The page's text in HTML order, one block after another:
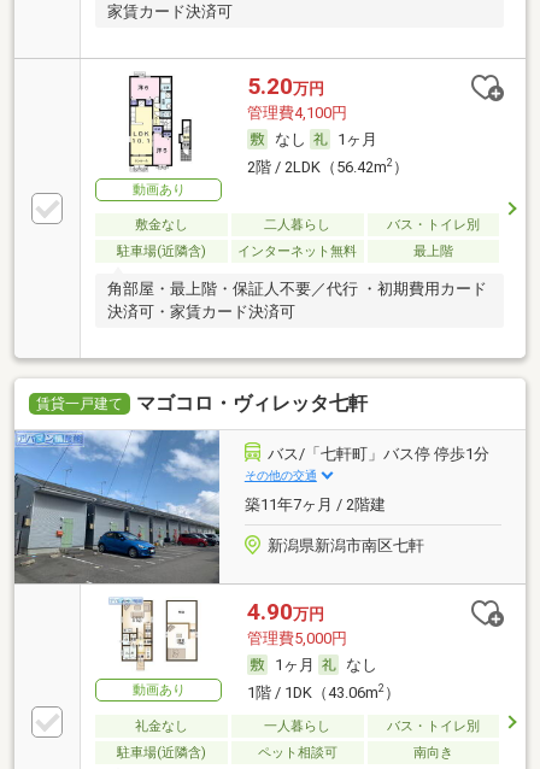
家賃カード決済可
動画あり
5.20万円
管理費4,100円
なし
1ヶ月
2階 / 2LDK（56.42m2）
敷金なし 二人暮らし
バス・トイレ別
駐車場(近隣含)
インターネット無料 最上階
角部屋・最上階・保証人不要／代行 ・初期費用カード
決済可・家賃カード決済可
賃貸一戸建て マゴコロ・ヴィレッタ七軒
バス/「七軒町」バス停 停歩1分
その他の交通
築11年7ヶ月 / 2階建
新潟県新潟市南区七軒
動画あり
4.90万円
管理費5,000円
1ヶ月
なし
1階 / 1DK（43.06m2）
礼金なし 一人暮らし
バス・トイレ別
駐車場(近隣含)
ペット相談可 南向き